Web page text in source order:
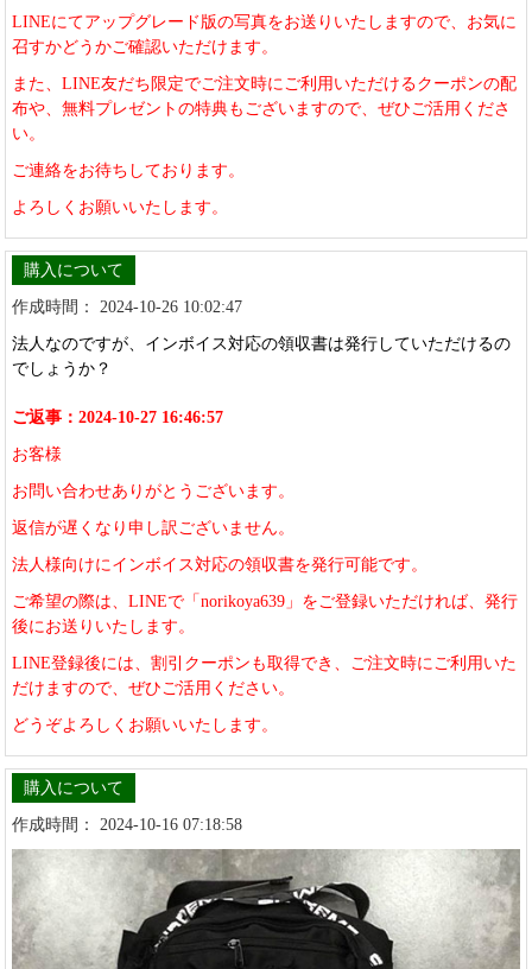
LINEにてアップグレード版の写真をお送りいたしますので、お気に
召すかどうかご確認いただけます。
また、LINE友だち限定でご注文時にご利用いただけるクーポンの配
布や、無料プレゼントの特典もございますので、ぜひご活用くださ
い。
ご連絡をお待ちしております。
よろしくお願いいたします。
購入について
作成時間： 2024-10-26 10:02:47
法人なのですが、インボイス対応の領収書は発行していただけるの
でしょうか？
ご返事：2024-10-27 16:46:57
お客様
お問い合わせありがとうございます。
返信が遅くなり申し訳ございません。
法人様向けにインボイス対応の領収書を発行可能です。
ご希望の際は、LINEで「norikoya639」をご登録いただければ、発行
後にお送りいたします。
LINE登録後には、割引クーポンも取得でき、ご注文時にご利用いた
だけますので、ぜひご活用ください。
どうぞよろしくお願いいたします。
購入について
作成時間： 2024-10-16 07:18:58